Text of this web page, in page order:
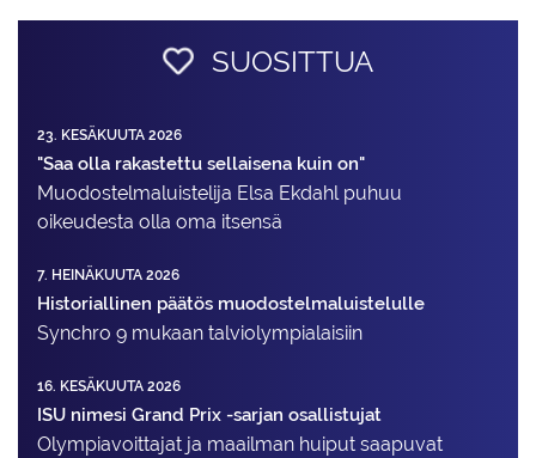
SUOSITTUA
23. KESÄKUUTA 2026
"Saa olla rakastettu sellaisena kuin on"
Muodostelma­luistelija Elsa Ekdahl puhuu
oikeudesta olla oma itsensä
7. HEINÄKUUTA 2026
Historiallinen päätös muodostelmaluistelulle
Synchro 9 mukaan talviolympialaisiin
16. KESÄKUUTA 2026
ISU nimesi Grand Prix -sarjan osallistujat
Olympiavoittajat ja maailman huiput saapuvat